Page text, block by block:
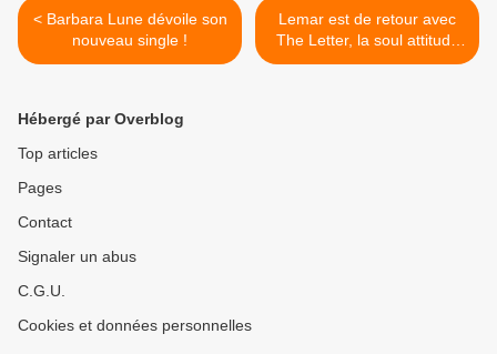
< Barbara Lune dévoile son
nouveau single !
Lemar est de retour avec
The Letter, la soul attitude
est à son paroxysme ! >
Hébergé par Overblog
Top articles
Pages
Contact
Signaler un abus
C.G.U.
Cookies et données personnelles